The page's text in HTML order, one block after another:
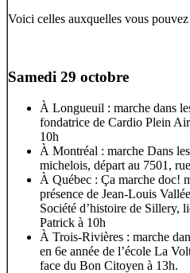
Voici celles auxquelles vous
Samedi 29 octobre
À Longueuil : marche dans
fondatrice de Cardio Plein
10h
À Montréal : marche Dans
michelois, départ au 7501,
À Québec : Ça marche doc!
présence de Jean-Louis
Société d’histoire de Sillery,
Patrick à 10h
À Trois-Rivières : marche
en 6e année de l’école La
face du Bon Citoyen à 13h.